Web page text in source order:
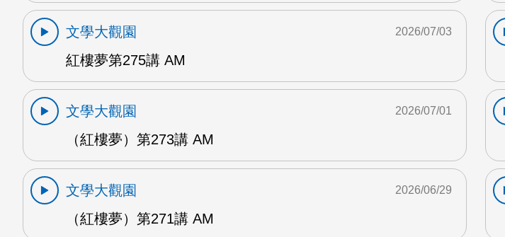
文學大觀園
紅樓夢第275講 AM
2026/07/03
文學大觀園
（紅樓夢）第273講 AM
2026/07/01
文學大觀園
（紅樓夢）第271講 AM
2026/06/29